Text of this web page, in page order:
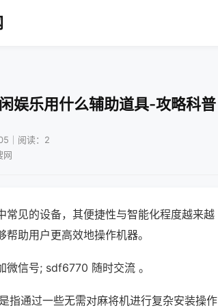
娱乐用什么辅助道具-攻略科普
｜阅读：2
网
常见的设备，其便捷性与智能化程度越来越
助用户更高效地操作机器。
信号; sdf6770 随时交流 。
指通过一些无需对麻将机进行复杂安装操作